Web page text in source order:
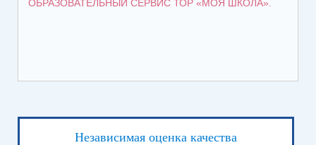
ОБРАЗОВАТЕЛЬНЫЙ СЕРВИС ТОР «МОЯ ШКОЛА».
Независимая оценка качества